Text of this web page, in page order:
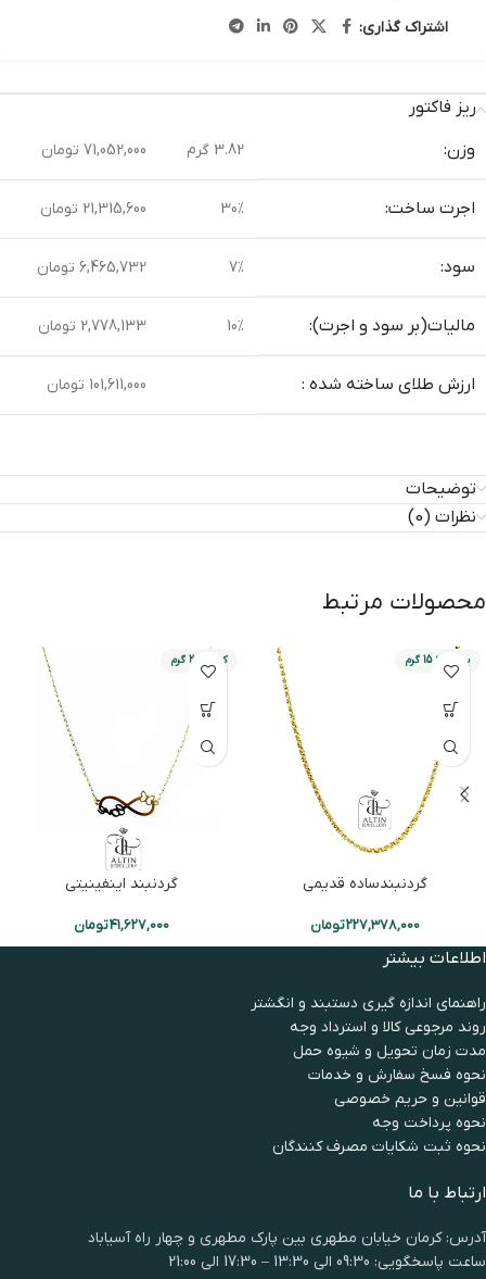
اشتراک گذاری:
ریز فاکتور
وزن:
3.82 گرم 71,052,000 تومان
اجرت ساخت: 30% 21,315,600 تومان
سود: 7% 6,465,732 تومان
مالیات(بر سود و اجرت): 10% 2,778,133 تومان
ارزش طلای ساخته شده : 101,611,000 تومان
توضیحات
نظرات (0)
محصولات مرتبط
بین 8 تا 15 گرم
گردنبندساده قدیمی
227,378,000تومان
کمتر از 2 گرم
گردنبند اینفینیتی
41,627,000تومان
اطلاعات بیشتر
راهنمای اندازه گیری دستبند و انگشتر
روند مرجوعی کالا و استرداد وجه
مدت زمان تحويل و شیوه حمل
نحوه فسخ سفارش و خدمات
قوانین و حریم خصوصی
نحوه پرداخت وجه
نحوه ثبت شكايات مصرف كنندگان
ارتباط با ما
آدرس: کرمان خیابان مطهری بین پارک مطهری و چهار راه آسیاباد
ساعت پاسخگویی: 09:30 الی 13:30 – 17:30 الی 21:00